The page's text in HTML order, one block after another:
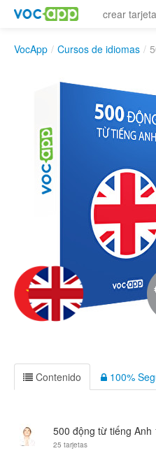
crear
VocApp / Cursos de idiomas /
Contenido 100%
500 động từ tiếng Anh
25 tarjetas